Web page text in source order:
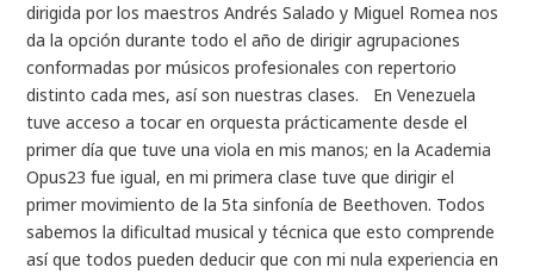
dirigida por los maestros Andrés Salado y Miguel Romea nos
da la opción durante todo el año de dirigir agrupaciones
conformadas por músicos profesionales con repertorio
distinto cada mes, así son nuestras clases. En Venezuela
tuve acceso a tocar en orquesta prácticamente desde el
primer día que tuve una viola en mis manos; en la Academia
Opus23 fue igual, en mi primera clase tuve que dirigir el
primer movimiento de la 5ta sinfonía de Beethoven. Todos
sabemos la dificultad musical y técnica que esto comprende
así que todos pueden deducir que con mi nula experiencia en